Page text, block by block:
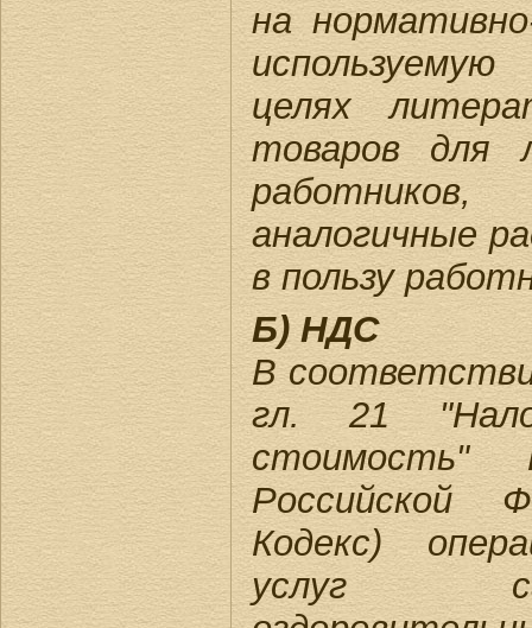
на
целях
товаров для
аналогичные
в пользу
Б) НДС
В
гл. 21
стоимость"
Российской
Кодекс)
услуг